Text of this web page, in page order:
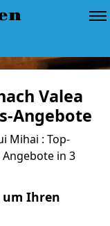
Valea
Angebote
Mihai : Top-
in 3
um Ihren